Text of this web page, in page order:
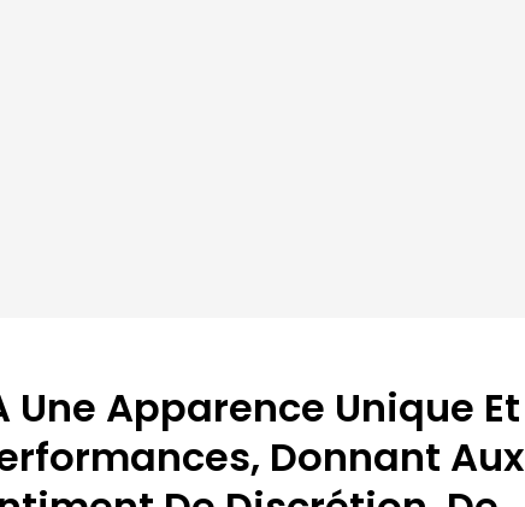
Une Apparence Unique Et
Donnant Aux